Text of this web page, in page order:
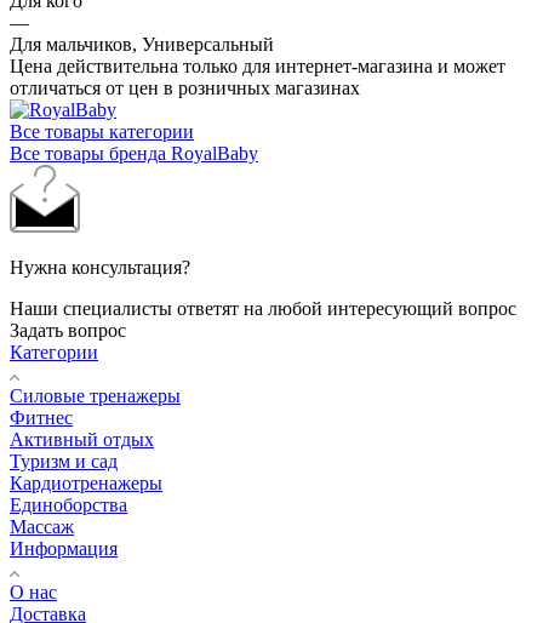
—
Для мальчиков, Универсальный
Цена действительна только для интернет-магазина и может
отличаться от цен в розничных магазинах
Все товары категории
Все товары бренда RoyalBaby
Нужна консультация?
Наши специалисты ответят на любой интересующий вопрос
Задать вопрос
Категории
Силовые тренажеры
Фитнес
Активный отдых
Туризм и сад
Кардиотренажеры
Единоборства
Массаж
Информация
О нас
Доставка